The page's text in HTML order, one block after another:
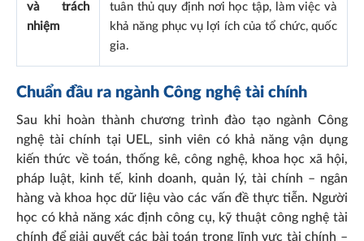
và trách
nhiệm
tuân thủ quy định nơi học tập, làm việc và
khả năng phục vụ lợi ích của tổ chức, quốc
gia.
Chuẩn đầu ra ngành Công nghệ tài chính
Sau khi hoàn thành chương trình đào tạo ngành Công
nghệ tài chính tại UEL, sinh viên có khả năng vận dụng
kiến thức về toán, thống kê, công nghệ, khoa học xã hội,
pháp luật, kinh tế, kinh doanh, quản lý, tài chính – ngân
hàng và khoa học dữ liệu vào các vấn đề thực tiễn. Người
học có khả năng xác định công cụ, kỹ thuật công nghệ tài
chính để giải quyết các bài toán trong lĩnh vực tài chính –